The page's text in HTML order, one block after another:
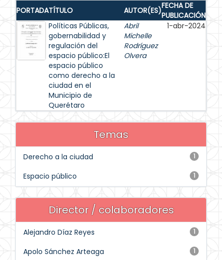
PORTADATÍTULO AUTOR(ES)FECHA DE
PUBLICACIÓN
Políticas Públicas,
gobernabilidad y
regulación del
espacio público:El
espacio público
como derecho a la
ciudad en el
Municipio de
Querétaro
Abril
Michelle
Rodríguez
Olvera
1-abr-2024
Temas
1
Derecho a la ciudad
1
Espacio público
Director / colaboradores
1
Alejandro Díaz Reyes
1
Apolo Sánchez Arteaga